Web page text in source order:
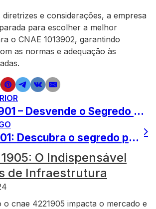
diretrizes e considerações, a empresa
para escolher a melhor
o CNAE 1013902, garantindo
as normas e adequação às
CNAE 1013901 – Desvende o Segredo por Trás Desse Código!
CNAE 1020101: Descubra o segredo por trás da atividade 1020101
O Indispensável
de Infraestrutura
o cnae 4221905 impacta o mercado e